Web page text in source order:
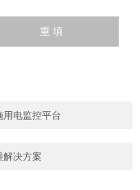
电监控平台
解决方案